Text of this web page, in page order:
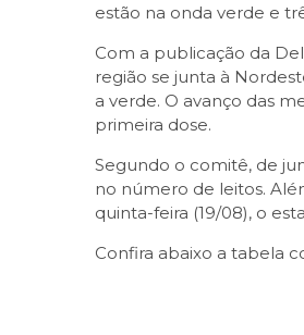
estão na onda verde e
Com a publicação da
região se junta à
a verde. O avanço das
primeira dose.
Segundo o comitê, de
no número de leitos.
quinta-feira (19/08), o
Confira abaixo a tabela